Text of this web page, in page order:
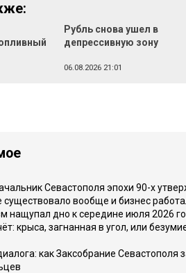
Рубль снова ушел в
депрессивную зону
06.08.2026 21:01
Севастополя эпохи 90-х
существовало вообще и бизнес
нащупал дно к середине июля 2026
крыса, загнанная в угол, или
как Заксобрание Севастополя